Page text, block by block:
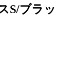
S/ブラッ